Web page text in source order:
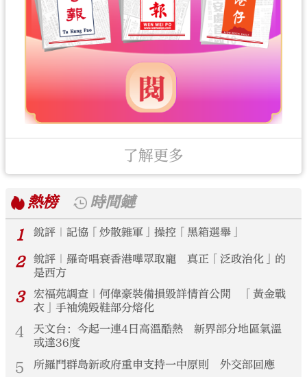
了解更多
熱榜
時間鏈
1
銳評｜記協「炒散雜軍」操控「黑箱選舉」
2
銳評｜羅奇唱衰香港嘩眾取寵 真正「泛政治化」的
是西方
3
宏福苑調查｜何偉豪裝備損毀詳情首公開 「黃金戰
衣」手袖燒毀鞋部分熔化
4
天文台：今起一連4日高溫酷熱 新界部分地區氣溫
或達36度
5 所羅門群島新政府重申支持一中原則 外交部回應